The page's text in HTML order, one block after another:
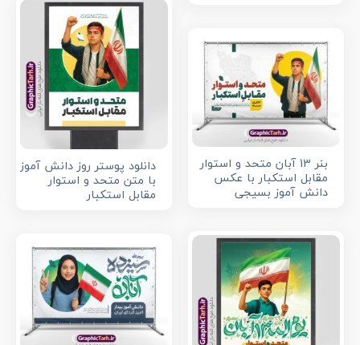
دانلود پوستر روز دانش آموز
با متن متحد و استوار
مقابل استکبار
بنر 13 آبان متحد و استوار
مقابل استکبار با عکس
دانش آموز بسیجی